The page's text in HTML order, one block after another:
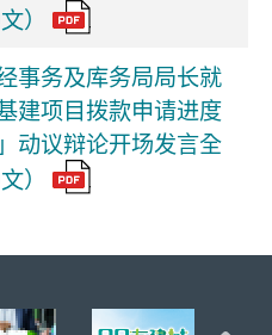
）
事务及库务局局长就
建项目拨款申请进度
动议辩论开场发言全
）
页首